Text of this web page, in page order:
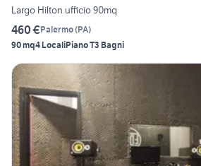
Largo Hilton ufficio 90mq
460 €Palermo(PA)
90 mq4 LocaliPiano T3 Bagni